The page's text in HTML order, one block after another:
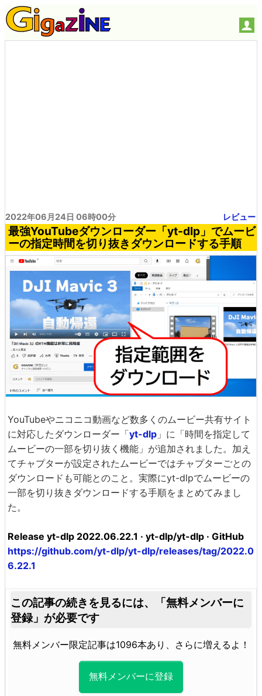
2022年06月24日 06時00分 レビュー
最強YouTubeダウンローダー「yt-dlp」でムービ
ーの指定時間を切り抜きダウンロードする手順
YouTubeやニコニコ動画など数多くのムービー共有サイト
に対応したダウンローダー「yt-dlp 」に「時間を指定して
ムービーの一部を切り抜く機能」が追加されました。加え
てチャプターが設定されたムービーではチャプターごとの
ダウンロードも可能とのこと。実際にyt-dlpでムービーの
一部を切り抜きダウンロードする手順をまとめてみまし
た。
Release yt-dlp 2022.06.22.1 · yt-dlp/yt-dlp · GitHub
https://github.com/yt-dlp/yt-dlp/releases/tag/2022.0
6.22.1
この記事の続きを見るには、
「無料メンバーに
登録」が必要です
無料メンバー限定記事は1096本あり、さらに増えるよ！
無料メンバーに登録